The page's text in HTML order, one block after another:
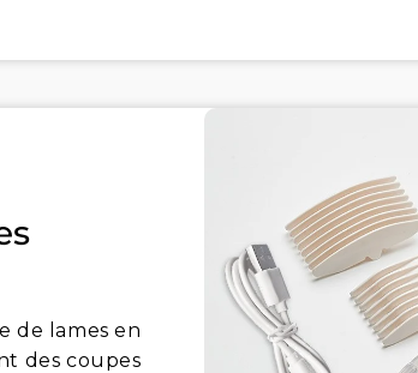
de lames en
des coupes